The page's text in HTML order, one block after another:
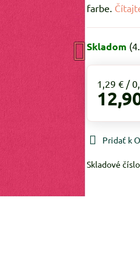
farbe.
Skladom (
1,29 €
Pridať k
Skladové